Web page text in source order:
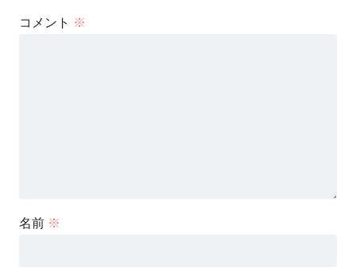
コメント ※
名前 ※